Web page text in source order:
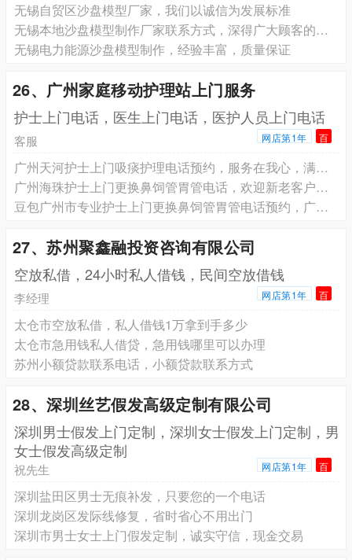
无锡自贸区沙盘模型厂家，我们以诚信为发展标准
无锡本地沙盘模型制作厂家联系方式，深得广大顾客的一致好评
无锡电力能源沙盘模型制作，经验丰富，质量保证
26、广州家庭移动护理站上门服务
护士上门电话，医生上门电话，医护人员上门电话
客服 网店第1年 百
广州天河护士上门吸痰护理电话预约，服务在我心，满意由您定
广州海珠护士上门更换鼻饲管胃管电话，欢迎新老客户来电咨询
豆包广州市专业护士上门更换鼻饲管胃管电话预约，广州市专业护士上门伤口换药拆线电话预约
27、苏州聚鑫融投资咨询有限公司
空放私借，24小时私人借钱，民间空放借钱
李经理 网店第1年 百
太仓市空放私借，私人借钱1万拿到手多少
太仓市急用钱私人借贷，急用钱哪里可以办理
苏州小额贷款联系电话，小额贷款联系方式
28、深圳丝艺假发高级定制有限公司
深圳男士假发上门定制，深圳女士假发上门定制，男
女士假发高级定制
祝先生 网店第1年 百
深圳盐田区男士无痕补发，只要您的一个电话
深圳龙岗区发际线修复，省时省心不用出门
深圳市男士女士上门假发定制，诚实守信，现金交易